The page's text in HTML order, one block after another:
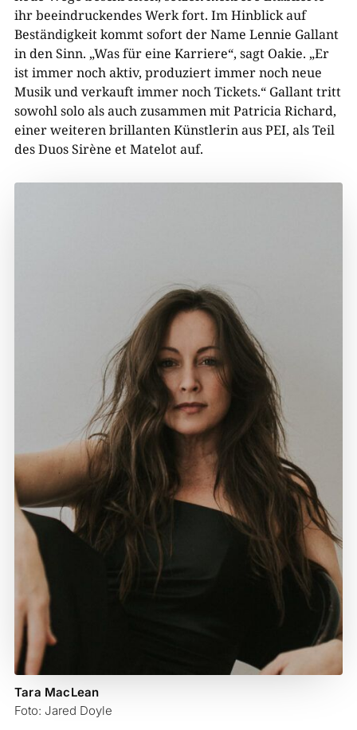
ihr beeindruckendes Werk fort. Im Hinblick auf
Beständigkeit kommt sofort der Name Lennie Gallant
in den Sinn. „Was für eine Karriere“, sagt Oakie. „Er
ist immer noch aktiv, produziert immer noch neue
Musik und verkauft immer noch Tickets.“ Gallant tritt
sowohl solo als auch zusammen mit Patricia Richard,
einer weiteren brillanten Künstlerin aus PEI, als Teil
des Duos Sirène et Matelot auf.
Tara MacLean
Foto: Jared Doyle